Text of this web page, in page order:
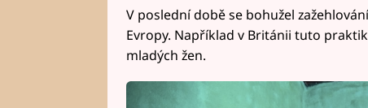
V poslední době se bohužel
Evropy. Například v Británii tuto
mladých žen.